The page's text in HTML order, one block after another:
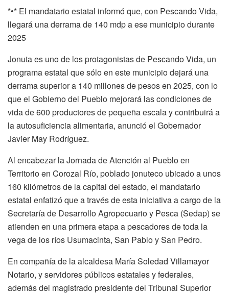
*•* El mandatario estatal informó que, con Pescando Vida,
llegará una derrama de 140 mdp a ese municipio durante
2025
Jonuta es uno de los protagonistas de Pescando Vida, un
programa estatal que sólo en este municipio dejará una
derrama superior a 140 millones de pesos en 2025, con lo
que el Gobierno del Pueblo mejorará las condiciones de
vida de 600 productores de pequeña escala y contribuirá a
la autosuficiencia alimentaria, anunció el Gobernador
Javier May Rodríguez.
Al encabezar la Jornada de Atención al Pueblo en
Territorio en Corozal Río, poblado jonuteco ubicado a unos
160 kilómetros de la capital del estado, el mandatario
estatal enfatizó que a través de esta iniciativa a cargo de la
Secretaría de Desarrollo Agropecuario y Pesca (Sedap) se
atienden en una primera etapa a pescadores de toda la
vega de los ríos Usumacinta, San Pablo y San Pedro.
En compañía de la alcaldesa María Soledad Villamayor
Notario, y servidores públicos estatales y federales,
además del magistrado presidente del Tribunal Superior